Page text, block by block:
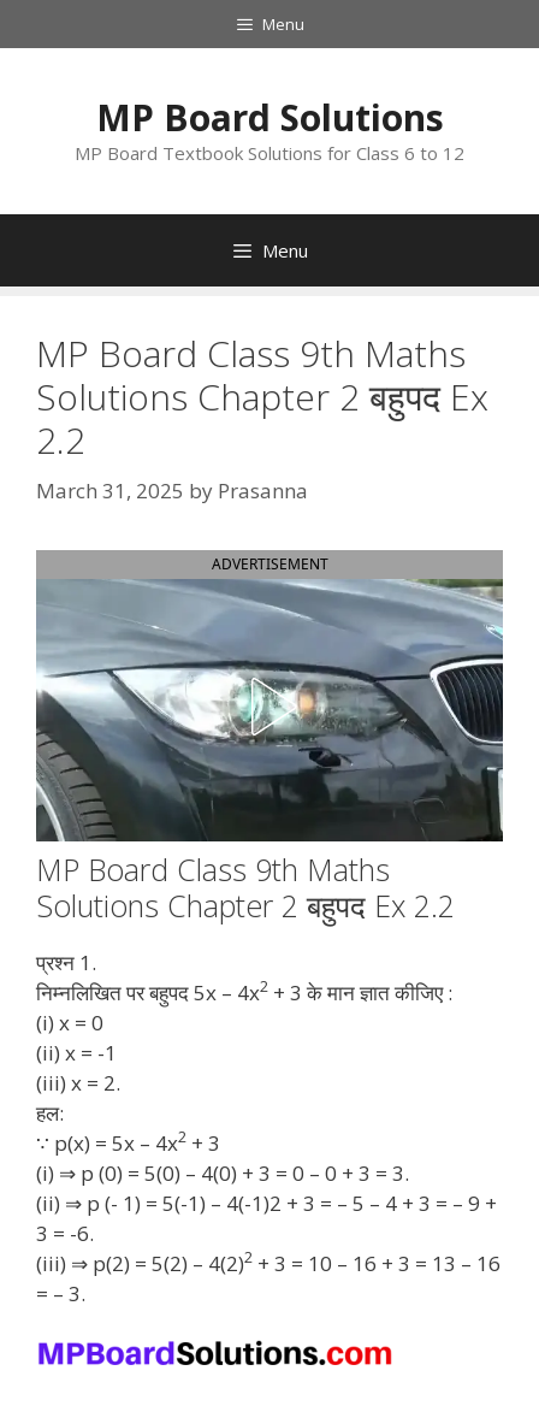
to
Menu
MP Board Solutions
MP Board Textbook Solutions for Class 6 to 12
Menu
MP Board Class 9th Maths
Solutions Chapter 2 बहुपद Ex
2.2
March 31, 2025 by Prasanna
ADVERTISEMENT
MP Board Class 9th Maths
Solutions Chapter 2 बहुपद Ex 2.2
प्रश्न 1.
निम्नलिखित पर बहुपद 5x – 4x2 + 3 के मान ज्ञात कीजिए :
(i) x = 0
(ii) x = -1
(iii) x = 2.
हल:
∵ p(x) = 5x – 4x2 + 3
(i) ⇒ p (0) = 5(0) – 4(0) + 3 = 0 – 0 + 3 = 3.
(ii) ⇒ p (- 1) = 5(-1) – 4(-1)2 + 3 = – 5 – 4 + 3 = – 9 +
3 = -6.
(iii) ⇒ p(2) = 5(2) – 4(2)2 + 3 = 10 – 16 + 3 = 13 – 16
= – 3.